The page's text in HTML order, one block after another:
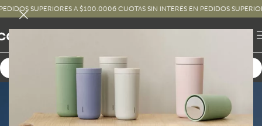
SUPERIORES A $100.0006 CUOTAS SIN INTERÉS EN PEDIDOS SUPERIORES